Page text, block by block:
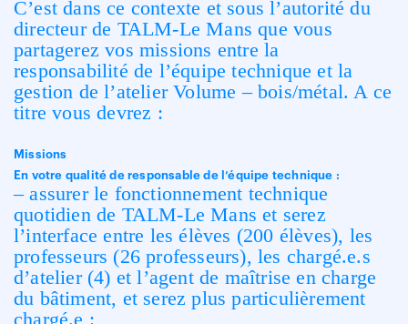
C’est dans ce contexte et sous l’autorité du
directeur de TALM-Le Mans que vous
partagerez vos missions entre la
responsabilité de l’équipe technique et la
gestion de l’atelier Volume – bois/métal. A ce
titre vous devrez :
Missions
En votre qualité de responsable de l’équipe technique :
– assurer le fonctionnement technique
quotidien de TALM-Le Mans et serez
l’interface entre les élèves (200 élèves), les
professeurs (26 professeurs), les chargé.e.s
d’atelier (4) et l’agent de maîtrise en charge
du bâtiment, et serez plus particulièrement
chargé.e :